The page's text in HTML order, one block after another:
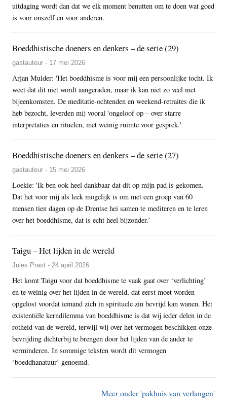
uitdaging wordt dan dat we elk moment benutten om te doen wat goed
is voor onszelf en voor anderen.
Boeddhistische doeners en denkers – de serie (29)
gastauteur - 17 mei 2026
Arjan Mulder: 'Het boeddhisme is voor mij een persoonlijke tocht. Ik
weet dat dit niet wordt aangeraden, maar ik kan niet zo veel met
bijeenkomsten. De meditatie-ochtenden en weekend-retraites die ik
heb bezocht, leverden mij vooral 'ongeloof op – over starre
interpretaties en rituelen, met weinig ruimte voor gesprek.'
Boeddhistische doeners en denkers – de serie (27)
gastauteur - 15 mei 2026
Loekie: 'Ik ben ook heel dankbaar dat dit op mijn pad is gekomen.
Dat het voor mij als leek mogelijk is om met een groep van 60
mensen tien dagen op de Drentse hei samen te mediteren en te leren
over het boeddhisme, dat is echt heel bijzonder.’
Taigu – Het lijden in de wereld
Jules Prast - 24 april 2026
Het komt Taigu voor dat boeddhisme te vaak gaat over ‘verlichting’
en te weinig over het lijden in de wereld, dat eerst moet worden
opgelost voordat iemand zich in spirituele zin bevrijd kan wanen. Het
existentiële kerndilemma van boeddhisme is dat wij ieder delen in de
rotheid van de wereld, terwijl wij over het vermogen beschikken onze
bevrijding dichterbij te brengen door het lijden van de ander te
verminderen. In sommige teksten wordt dit vermogen
‘boeddhanatuur’ genoemd.
Meer onder 'pakhuis van verlangen'